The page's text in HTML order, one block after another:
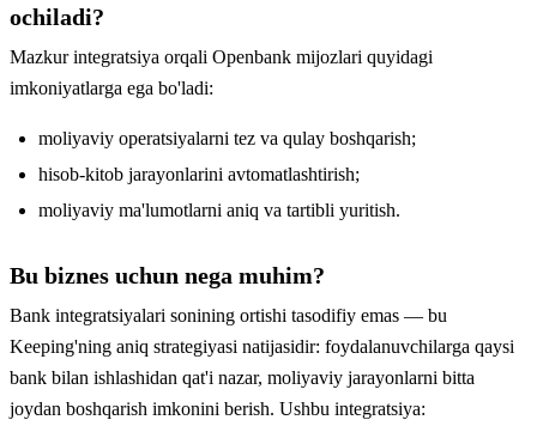
ochiladi?
Mazkur integratsiya orqali Openbank mijozlari quyidagi
imkoniyatlarga ega bo'ladi:
moliyaviy operatsiyalarni tez va qulay boshqarish;
hisob-kitob jarayonlarini avtomatlashtirish;
moliyaviy ma'lumotlarni aniq va tartibli yuritish.
Bu biznes uchun nega muhim?
Bank integratsiyalari sonining ortishi tasodifiy emas — bu
Keeping'ning aniq strategiyasi natijasidir: foydalanuvchilarga qaysi
bank bilan ishlashidan qat'i nazar, moliyaviy jarayonlarni bitta
joydan boshqarish imkonini berish. Ushbu integratsiya: